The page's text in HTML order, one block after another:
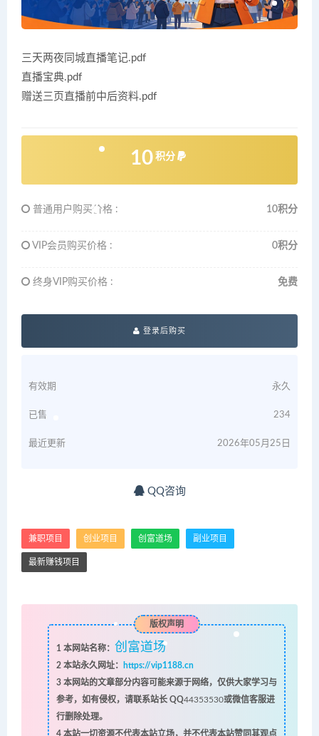
三天两夜同城直播笔记.pdf
直播宝典.pdf
赠送三页直播前中后资料.pdf
10 积分
普通用户购买价格 : 10积分
VIP会员购买价格 : 0积分
终身VIP购买价格 : 免费
登录后购买
有效期 永久
已售 234
最近更新 2026年05月25日
QQ咨询
兼职项目 创业项目 创富道场 副业项目
最新赚钱项目
版权声明
1 本网站名称： 创富道场
2本站永久网址：
https://vip1188.cn
3本网站的文章部分内容可能来源于网络，仅供大家学习与
参考，如有侵权，请联系站长 QQ44353530或微信客服进
行删除处理。
4本站一切资源不代表本站立场，并不代表本站赞同其观点